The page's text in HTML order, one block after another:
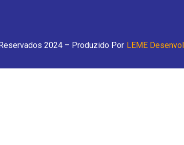
2024 – Produzido Por LEME